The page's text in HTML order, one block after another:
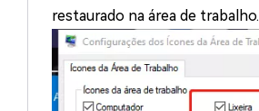
restaurado na área de trabalho.